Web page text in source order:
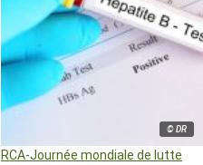
© DR
RCA-Journée mondiale de lutte